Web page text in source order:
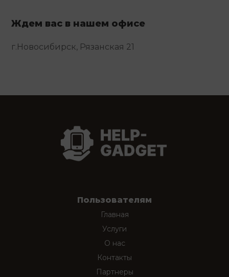
Ждем вас в нашем офисе
г.Новосибирск, Рязанская 21
Пользователям
Главная
Услуги
О нас
Контакты
Партнеры